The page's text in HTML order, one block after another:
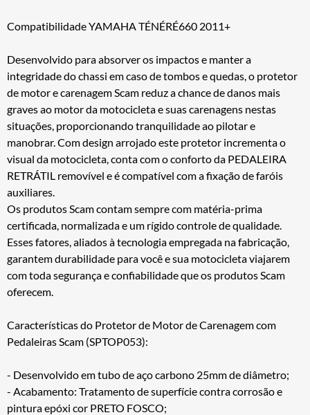
Compatibilidade YAMAHA TÉNÉRÉ660 2011+
Desenvolvido para absorver os impactos e manter a
integridade do chassi em caso de tombos e quedas, o protetor
de motor e carenagem Scam reduz a chance de danos mais
graves ao motor da motocicleta e suas carenagens nestas
situações, proporcionando tranquilidade ao pilotar e
manobrar. Com design arrojado este protetor incrementa o
visual da motocicleta, conta com o conforto da PEDALEIRA
RETRÁTIL removível e é compatível com a fixação de faróis
auxiliares.
Os produtos Scam contam sempre com matéria-prima
certificada, normalizada e um rígido controle de qualidade.
Esses fatores, aliados à tecnologia empregada na fabricação,
garantem durabilidade para você e sua motocicleta viajarem
com toda segurança e confiabilidade que os produtos Scam
oferecem.
Características do Protetor de Motor de Carenagem com
Pedaleiras Scam (SPTOP053):
- Desenvolvido em tubo de aço carbono 25mm de diâmetro;
- Acabamento: Tratamento de superfície contra corrosão e
pintura epóxi cor PRETO FOSCO;